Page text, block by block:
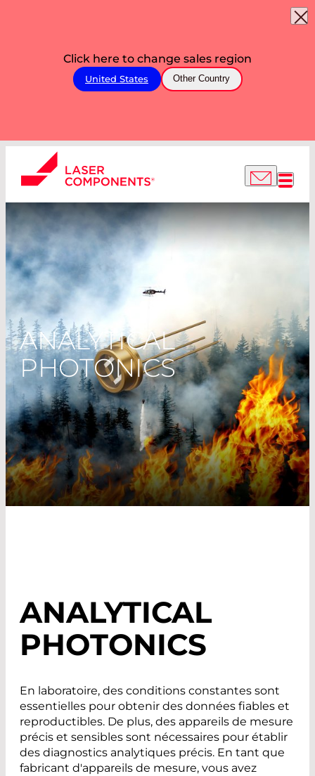
Click here to change sales region
United States Other Country
ANALYTICAL
PHOTONICS
ANALYTICAL
PHOTONICS
En laboratoire, des conditions constantes sont
essentielles pour obtenir des données fiables et
reproductibles. De plus, des appareils de mesure
précis et sensibles sont nécessaires pour établir
des diagnostics analytiques précis. En tant que
fabricant d'appareils de mesure, vous avez